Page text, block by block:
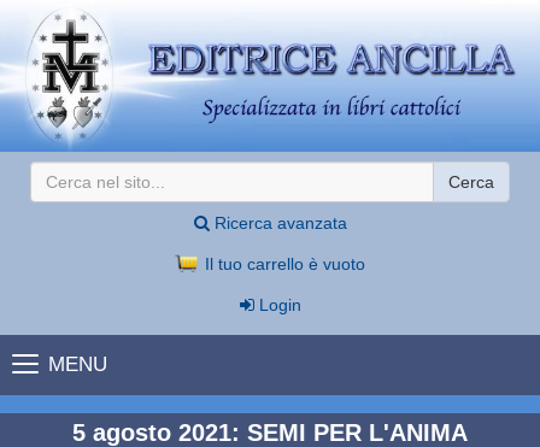
Cerca
Ricerca avanzata
Il tuo carrello è vuoto
Login
MENU
5 agosto 2021: SEMI PER L'ANIMA